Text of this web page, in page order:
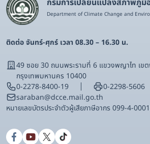
กรมการเปลี่ยนแปลงสภาพภูมิ
Department of Climate Change and
ติดต่อ จันทร์-ศุกร์ เวลา 08.30 – 16.30 น.
49 ซอย 30 ถนนพระรามที่ 6 แขวงพญาไท เข
กรุงเทพมหานคร 10400
0-2278-8400-19
0-2298-5606
saraban@dcce.mail.go.th
หมายเลขบัตรประจําตัวผู้เสียภาษีอากร 099-4-